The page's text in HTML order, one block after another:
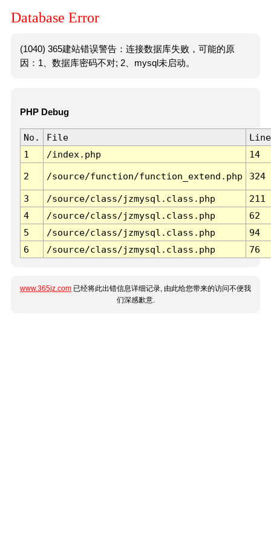
Database Error
(1040) 365建站错误警告：连接数据库失败，可能的原
因：1、数据库密码不对; 2、mysql未启动。
PHP Debug
No. File
Line
1
/index.php 14
2 /source/function/function_extend.php 324
3 /source/class/jzmysql.class.php
211
4
/source/class/jzmysql.class.php
62
5
/source/class/jzmysql.class.php
94
6
/source/class/jzmysql.class.php 76
www.365jz.com 已经将此出错信息详细记录, 由此给您带来的访问不便我
们深感歉意.